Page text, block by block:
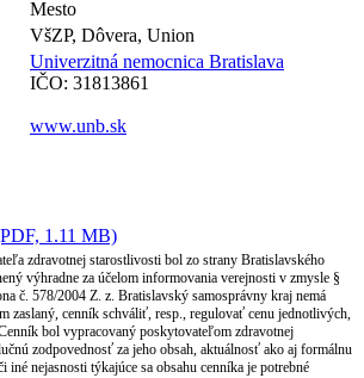
Mesto
VšZP, Dôvera, Union
Univerzitná nemocnica Bratislava
IČO: 31813861
www.unb.sk
1.11 MB)
zdravotnej starostlivosti bol zo strany Bratislavského
výhradne za účelom informovania verejnosti v zmysle §
č. 578/2004 Z. z. Bratislavský samosprávny kraj nemá
zaslaný, cenník schváliť, resp., regulovať cenu jednotlivých,
bol vypracovaný poskytovateľom zdravotnej
zodpovednosť za jeho obsah, aktuálnosť ako aj formálnu
iné nejasnosti týkajúce sa obsahu cenníka je potrebné